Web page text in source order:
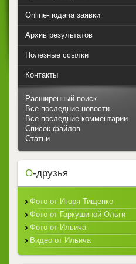
Online-подача заявки
Архив результатов
Полезные ссылки
Контакты
Расширенный поиск
Все последние новости
Все последние комментарии
Список файлов
Статьи
О-друзья
Фото от Игоря Тищенко
Фото от Гаркушиной Ольги
Фото от Ильича
Видео от Ильича